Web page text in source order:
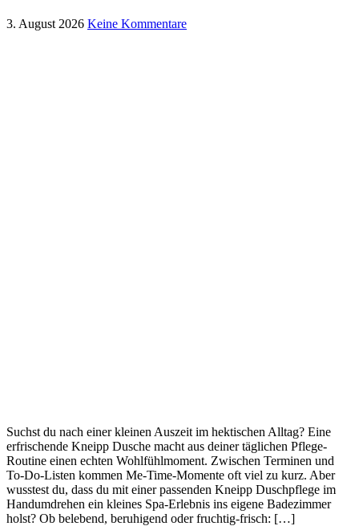
3. August 2026 Keine Kommentare
Suchst du nach einer kleinen Auszeit im hektischen Alltag? Eine
erfrischende Kneipp Dusche macht aus deiner täglichen Pflege-
Routine einen echten Wohlfühlmoment. Zwischen Terminen und
To-Do-Listen kommen Me-Time-Momente oft viel zu kurz. Aber
wusstest du, dass du mit einer passenden Kneipp Duschpflege im
Handumdrehen ein kleines Spa-Erlebnis ins eigene Badezimmer
holst? Ob belebend, beruhigend oder fruchtig-frisch: […]